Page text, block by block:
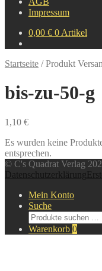
Impressum
0,00 € 0 Artikel
Startseite /Produkt
bis-zu-50-g
1,10 €
Es wurden keine
entsprechen.
© C's Quadrat Verlag
Datenschutzerklärung
Mein Konto
Suche
Suche
nach:
Warenkorb 0